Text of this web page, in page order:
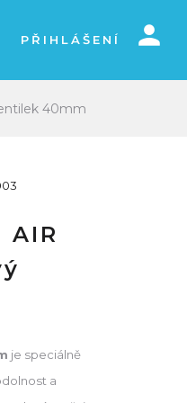
PŘIHLÁŠENÍ
40mm
AIR
je speciálně
a